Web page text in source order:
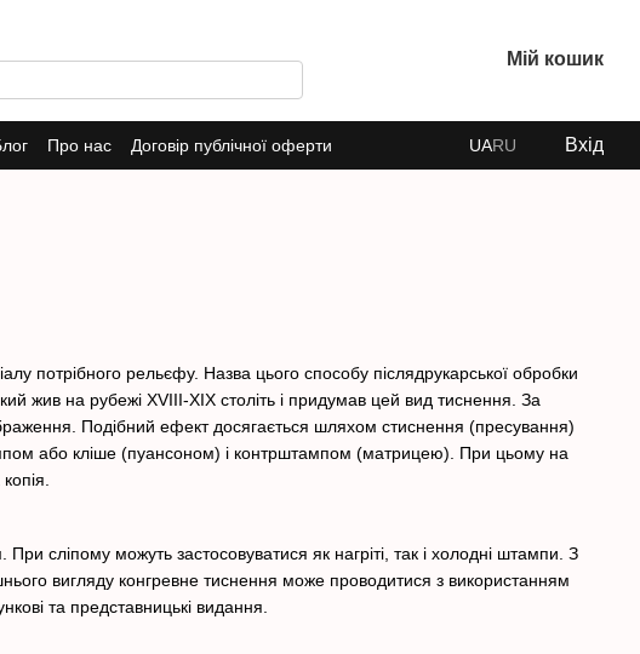
Мій кошик
Про нас Договір публічної оферти UARU Вхід
потрібного рельєфу. Назва цього способу післядрукарської обробки
жив на рубежі XVIII-XIX століть і придумав цей вид тиснення. За
Подібний ефект досягається шляхом стиснення (пресування)
або кліше (пуансоном) і контрштампом (матрицею). При цьому на
сліпому можуть застосовуватися як нагріті, так і холодні штампи. З
вигляду конгревне тиснення може проводитися з використанням
та представницькі видання.